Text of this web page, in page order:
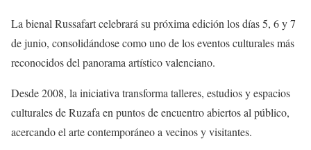
La bienal Russafart celebrará su próxima edición los días 5, 6 y 7
de junio, consolidándose como uno de los eventos culturales más
reconocidos del panorama artístico valenciano.
Desde 2008, la iniciativa transforma talleres, estudios y espacios
culturales de Ruzafa en puntos de encuentro abiertos al público,
acercando el arte contemporáneo a vecinos y visitantes.